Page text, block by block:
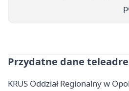
Przydatne dane
KRUS Oddział Regionalny w